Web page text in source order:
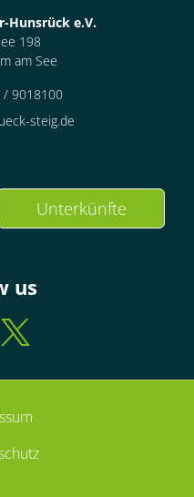
Hunsrück e.V.
198
am See
/ 9018100
steig.de
Unterkünfte
us